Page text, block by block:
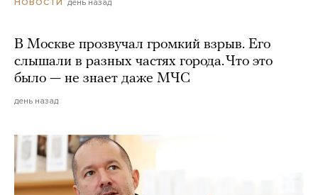
НОВОСТИ день назад
В Москве прозвучал громкий взрыв. Его
слышали в разных частях города. Что это
было — не знает даже МЧС
день назад